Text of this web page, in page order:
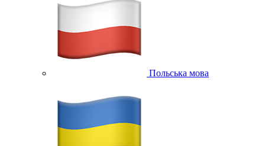
Польська мова